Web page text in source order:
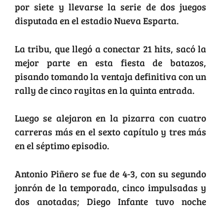
por siete y llevarse la serie de dos juegos
disputada en el estadio Nueva Esparta.
La tribu, que llegó a conectar 21 hits, sacó la
mejor parte en esta fiesta de batazos,
pisando tomando la ventaja definitiva con un
rally de cinco rayitas en la quinta entrada.
Luego se alejaron en la pizarra con cuatro
carreras más en el sexto capítulo y tres más
en el séptimo episodio.
Antonio Piñero se fue de 4-3, con su segundo
jonrón de la temporada, cinco impulsadas y
dos anotadas; Diego Infante tuvo noche